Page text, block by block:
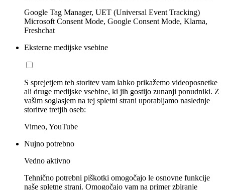
Google Tag Manager, UET (Universal Event Tracking)
Microsoft Consent Mode, Google Consent Mode, Klarna,
Freshchat
Eksterne medijske vsebine
S sprejetjem teh storitev vam lahko prikažemo videoposnetke
ali druge medijske vsebine, ki jih gostijo zunanji ponudniki. Z
vašim soglasjem na tej spletni strani uporabljamo naslednje
storitve tretjih oseb:
Vimeo, YouTube
Nujno potrebno
Vedno aktivno
Tehnično potrebni piškotki omogočajo le osnovne funkcije
naše spletne strani. Omogočajo vam na primer zbiranje